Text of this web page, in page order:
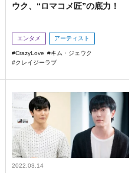
ウク、“ロマコメ匠”の底力！
エンタメ アーティスト
CrazyLove
キム・ジェウク
クレイジーラブ
2022.03.14